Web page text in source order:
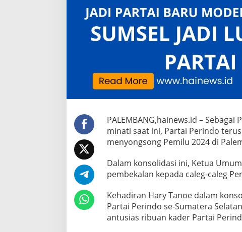
PALEMBANG,hainews.id –
minati saat ini, Partai Perindo
menyongsong Pemilu 2024 di
Dalam konsolidasi ini, Ketua
pembekalan kepada caleg-caleg
Kehadiran Hary Tanoe dalam
Partai Perindo se-Sumatera
antusias ribuan kader Partai